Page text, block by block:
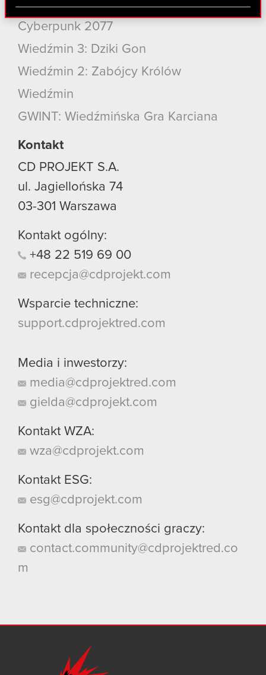
Partnerzy mogą połączyć te informacje z innymi
danymi otrzymanymi od Ciebie lub uzyskanymi
podczas korzystania z ich usług. Kontynuując
korzystanie z naszej witryny, zgadasz się na
Cyberpunk 2077: Widmo Wolności
Cyberpunk 2077
Wiedźmin 3: Dziki Gon
Wiedźmin 2: Zabójcy Królów
Wiedźmin
GWINT: Wiedźmińska Gra Karciana
Kontakt
CD PROJEKT S.A.
ul. Jagiellońska 74
03-301 Warszawa
Kontakt ogólny:
+48 22 519 69 00
recepcja@cdprojekt.com
Wsparcie techniczne:
support.cdprojektred.com
Media i inwestorzy:
media@cdprojektred.com
gielda@cdprojekt.com
Kontakt WZA:
wza@cdprojekt.com
Kontakt ESG:
esg@cdprojekt.com
Kontakt dla społeczności graczy:
contact.community@cdprojektred.co
m